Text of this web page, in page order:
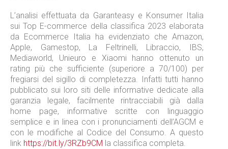
L’analisi effettuata da Garanteasy e Konsumer Italia
sui Top E-commerce della classifica 2023 elaborata
da Ecommerce Italia ha evidenziato che Amazon,
Apple, Gamestop, La Feltrinelli, Libraccio, IBS,
Mediaworld, Unieuro e Xiaomi hanno ottenuto un
rating più che sufficiente (superiore a 70/100) per
fregiarsi del sigillo di completezza. Infatti tutti hanno
pubblicato sui loro siti delle informative dedicate alla
garanzia legale, facilmente rintracciabili già dalla
home page, informative scritte con linguaggio
semplice e in linea con i pronunciamenti dell’AGCM e
con le modifiche al Codice del Consumo. A questo
link https://bit.ly/3RZb9CM la classifica completa.